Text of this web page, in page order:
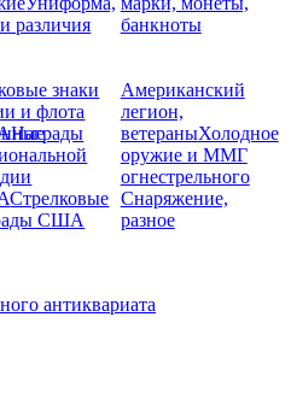
различия
банкноты
знаки
и флота
Награды
Стрелковые
США
Американский
легион,
ветераныХолодное
оружие и ММГ
огнестрельного
Снаряжение,
разное
антиквариата